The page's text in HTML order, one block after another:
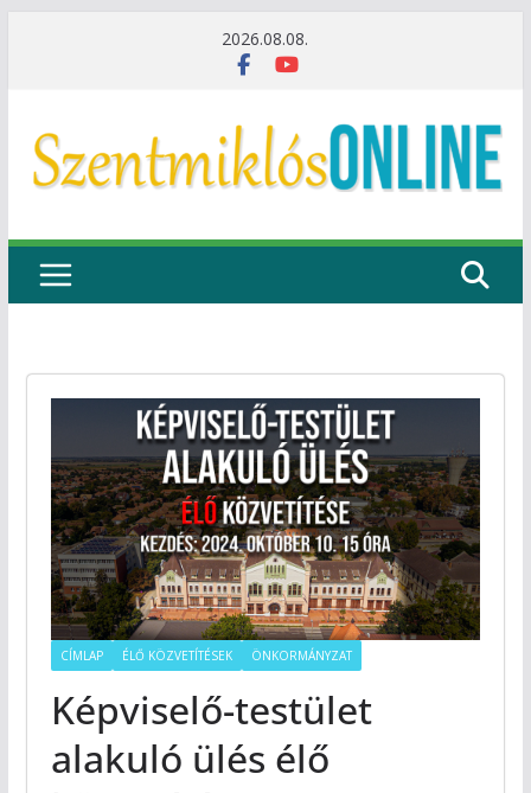
2026.08.08.
CÍMLAP ÉLŐ KÖZVETÍTÉSEK ÖNKORMÁNYZAT
Képviselő-testület
alakuló ülés élő